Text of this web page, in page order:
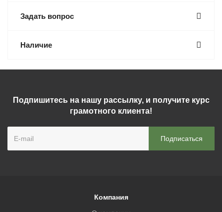
Задать вопрос
Наличие
Подпишитесь на нашу рассылку, и получите курс
грамотного клиента!
Компания